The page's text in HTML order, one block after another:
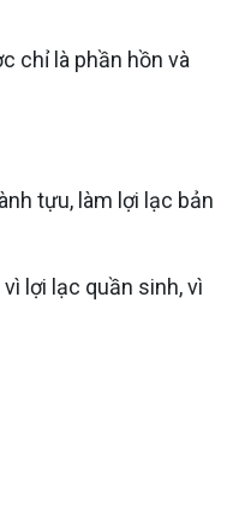
chỉ là phần hồn và
tựu, làm lợi lạc bản
lợi lạc quần sinh, vì